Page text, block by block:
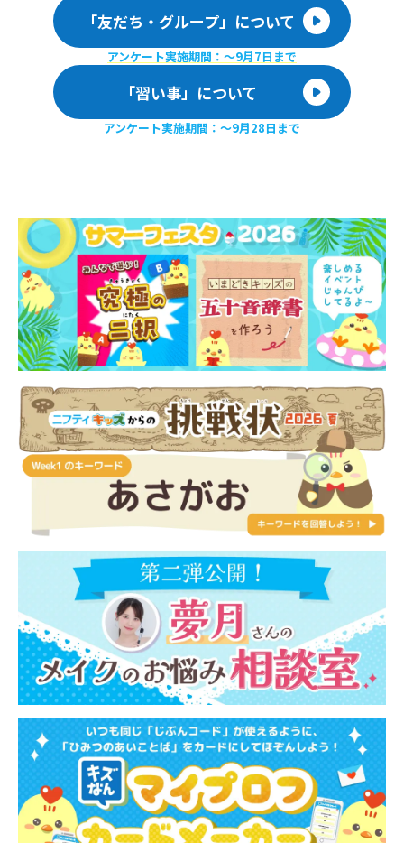
「友だち・グループ」について
アンケート実施期間：〜9月7日まで
「習い事」について
アンケート実施期間：〜9月28日まで